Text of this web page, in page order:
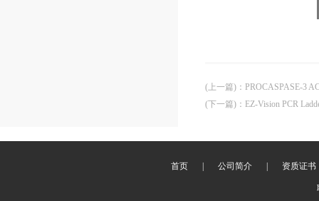
(上一篇) ： PROCASPASE-3
(下一篇) ： EZ-Vision PCR
首页 公司简介 资质证书